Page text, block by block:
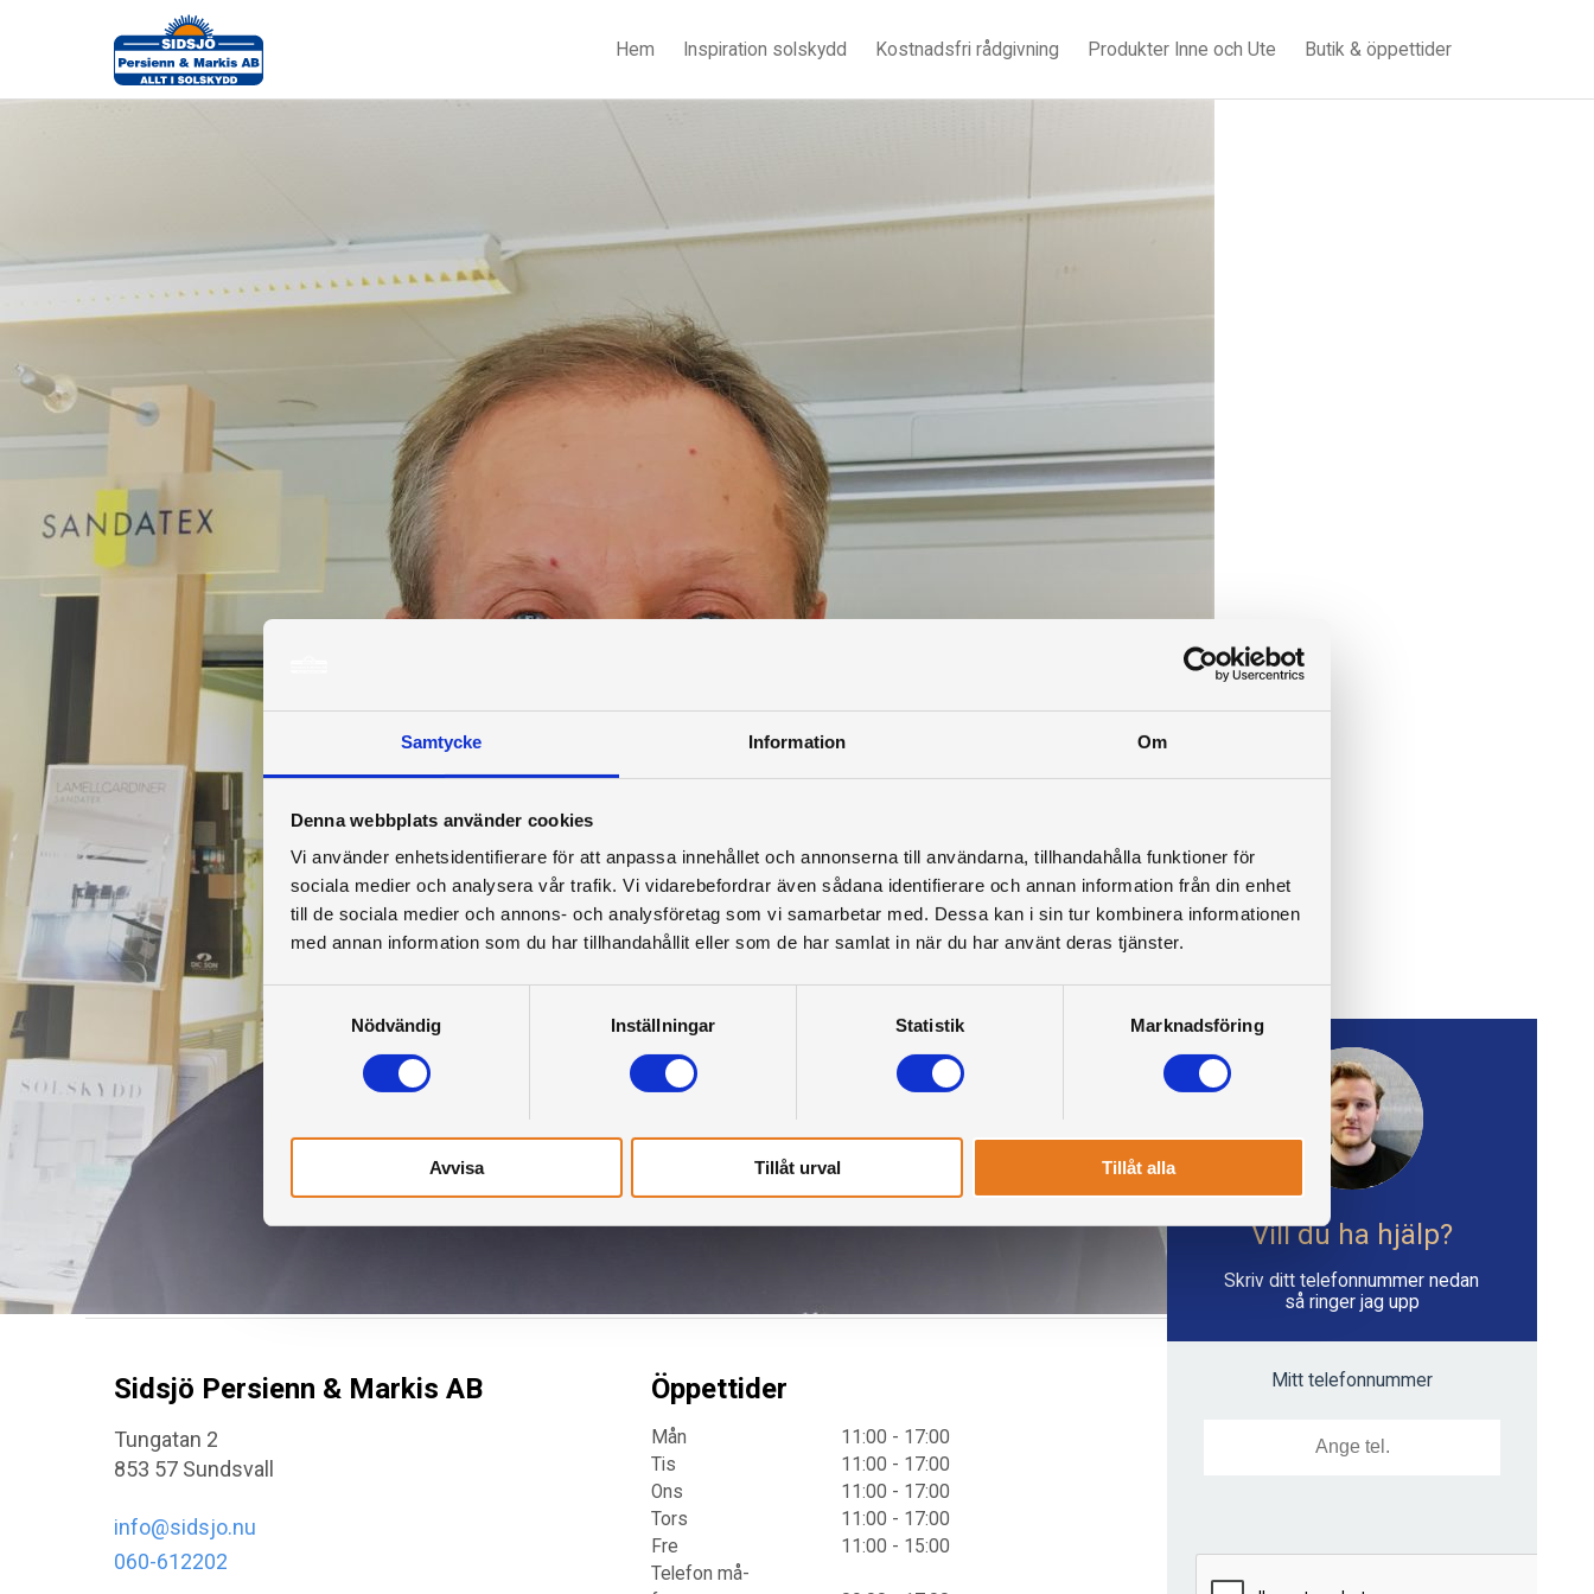
Samtycke Information Om
Denna webbplats använder cookies
Vi använder enhetsidentifierare för att anpassa innehållet och annonserna till användarna, tillhandahålla funktioner för
sociala medier och analysera vår trafik. Vi vidarebefordrar även sådana identifierare och annan information från din enhet
till de sociala medier och annons- och analysföretag som vi samarbetar med. Dessa kan i sin tur kombinera informationen
med annan information som du har tillhandahållit eller som de har samlat in när du har använt deras tjänster.
Samtyckesval
Nödvändig
Inställningar Statistik Marknadsföring
Avvisa Tillåt urval Tillåt alla
Hem Inspiration solskydd Kostnadsfri rådgivning Produkter Inne och Ute Butik & öppettider
Personal-5
Sidsjö Persienn & Markis AB
Tungatan 2
853 57 Sundsvall
info@sidsjo.nu
060-612202
Öppettider
Mån
11:00 - 17:00
Tis
11:00 - 17:00
Ons
11:00 - 17:00
Tors
11:00 - 17:00
Fre
11:00 - 15:00
Telefon må-
Vill du ha hjälp?
Skriv ditt telefonnummer nedan
så ringer jag upp
Mitt telefonnummer